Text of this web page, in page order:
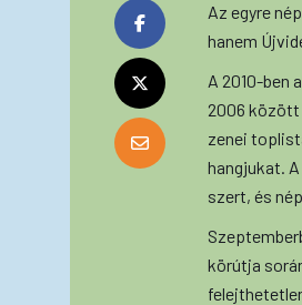
Az egyre
hanem
A 2010-ben
2006 között
zenei
hangjukat.
szert, és
körútja